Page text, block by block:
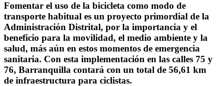
Fomentar el uso de la bicicleta como modo de
transporte habitual es un proyecto primordial de la
Administración Distrital, por la importancia y el
beneficio para la movilidad, el medio ambiente y la
salud, más aún en estos momentos de emergencia
sanitaria. Con esta implementación en las calles 75 y
76, Barranquilla contará con un total de 56,61 km
de infraestructura para ciclistas.